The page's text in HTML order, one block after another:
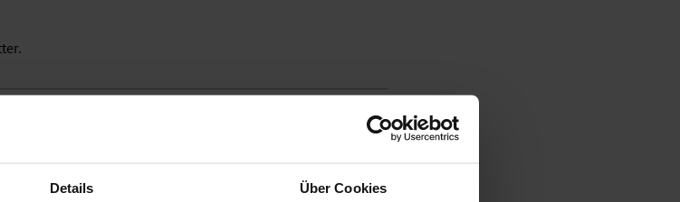
Details Über Cookies
newsletter in the future: You can then unsubscribe from the